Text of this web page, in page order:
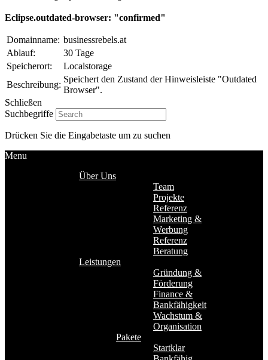
Eclipse.outdated-browser: "confirmed"
Domainname: businessrebels.at
Ablauf:
30 Tage
Speicherort:
Localstorage
Beschreibung:
Speichert den Zustand der Hinweisleiste "Outdated
Browser".
Schließen
Suchbegriffe
Drücken Sie die Eingabetaste um zu suchen
Menu
Über Uns
Team
Projekte
Referenz
Marketing &
Werbung
Referenz
Beratung
Leistungen
Gründung &
Förderung
Finance &
Bankfähigkeit
Wachstum &
Organisation
Pakete
Startklar